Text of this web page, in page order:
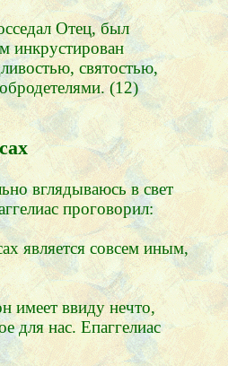
Отец, был
инкрустирован
святостью,
(12)
вглядываюсь в свет
проговорил:
является совсем иным,
имеет ввиду нечто,
для нас. Епаггелиас